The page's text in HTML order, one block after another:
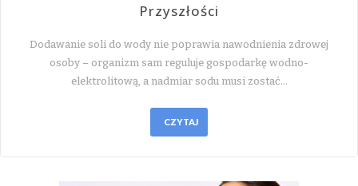
Przyszłości
Dodawanie soli do wody nie poprawia nawodnienia zdrowej
osoby – organizm sam reguluje gospodarkę wodno-
elektrolitową, a nadmiar sodu musi zostać…
CZYTAJ